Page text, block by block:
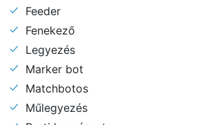
Feeder
Fenekező
Legyezés
Marker bot
Matchbotos
Műlegyezés